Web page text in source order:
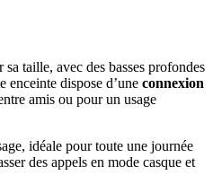
sa taille, avec des basses profondes
enceinte dispose d’une connexion
amis ou pour un usage
idéale pour toute une journée
des appels en mode casque et